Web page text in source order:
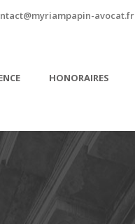
avocat.fr
HONORAIRES